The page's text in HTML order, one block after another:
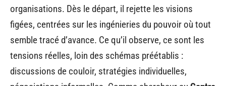
organisations. Dès le départ, il rejette les visions
figées, centrées sur les ingénieries du pouvoir où tout
semble tracé d’avance. Ce qu’il observe, ce sont les
tensions réelles, loin des schémas préétablis :
discussions de couloir, stratégies individuelles,